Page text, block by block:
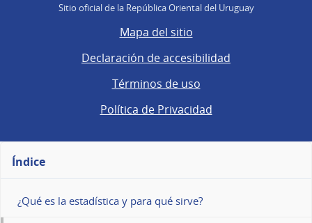
Sitio oficial de la República Oriental del Uruguay
Mapa del sitio
Declaración de accesibilidad
Términos de uso
Política de Privacidad
Índice
¿Qué es la estadística y para qué sirve?